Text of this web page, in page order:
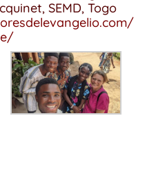
SEMD, Togo